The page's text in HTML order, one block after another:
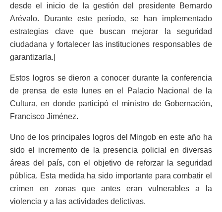
desde el inicio de la gestión del presidente Bernardo
Arévalo. Durante este período, se han implementado
estrategias clave que buscan mejorar la seguridad
ciudadana y fortalecer las instituciones responsables de
garantizarla.|
Estos logros se dieron a conocer durante la conferencia
de prensa de este lunes en el Palacio Nacional de la
Cultura, en donde participó el ministro de Gobernación,
Francisco Jiménez.
Uno de los principales logros del Mingob en este año ha
sido el incremento de la presencia policial en diversas
áreas del país, con el objetivo de reforzar la seguridad
pública. Esta medida ha sido importante para combatir el
crimen en zonas que antes eran vulnerables a la
violencia y a las actividades delictivas.